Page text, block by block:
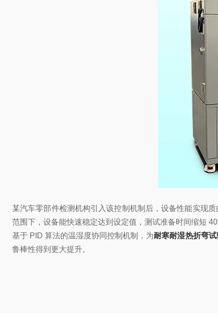
某汽车零部件检测机构引入该控制机制后，设备性能实现
范围下，设备能快速稳定达到设定值，测试准备时间缩短
基于 PID 算法的温湿度协同控制机制，为耐寒耐湿热折弯
鲁棒性得到更大提升。